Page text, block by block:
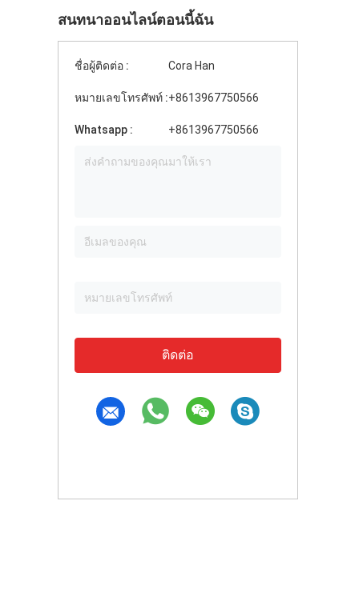
สนทนาออนไลน์ตอนนี้ฉัน
ชื่อผู้ติดต่อ : Cora Han
หมายเลขโทรศัพท์ :+8613967750566
Whatsapp : +8613967750566
ติดต่อ